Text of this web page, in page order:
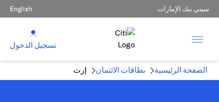
سيتي بنك الإمارات English
تسجيل الدخول
الصفحة الرئيسية بطاقات الائتمان إرث